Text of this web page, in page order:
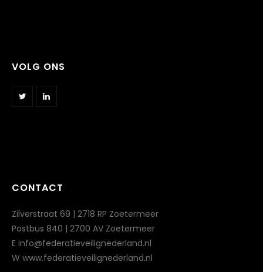
VOLG ONS
CONTACT
Zilverstraat 69 | 2718 RP Zoetermeer
Postbus 840 | 2700 AV Zoetermeer
E info@federatieveilignederland.nl
W www.federatieveilignederland.nl